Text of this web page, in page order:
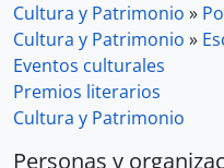
Cultura y Patrimonio »
Cultura y Patrimonio »
Eventos culturales
Premios literarios
Cultura y Patrimonio
Personas y